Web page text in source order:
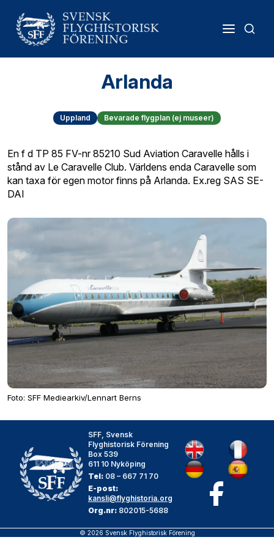
Arlanda
Uppland Bevarade flygplan (ej museer)
En f d TP 85 FV-nr 85210 Sud Aviation Caravelle hålls i
stånd av Le Caravelle Club. Världens enda Caravelle som
kan taxa för egen motor finns på Arlanda. Ex.reg SAS SE-
DAI
Foto: SFF Mediearkiv/Lennart Berns
SFF, Svensk
Flyghistorisk Förening
Box 539
611 10 Nyköping
Tel: 08 – 667 71 70
E-post:
kansli@flyghistoria.org
Org.nr: 802015-5688
© 2026 Svensk Flyghistorisk Förening